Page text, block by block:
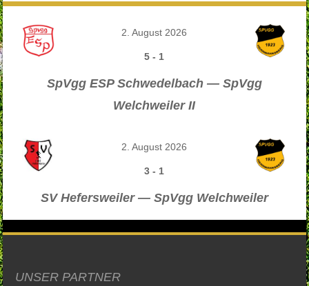
2. August 2026
5 - 1
SpVgg ESP Schwedelbach — SpVgg
Welchweiler II
2. August 2026
3 - 1
SV Hefersweiler — SpVgg Welchweiler
UNSER PARTNER